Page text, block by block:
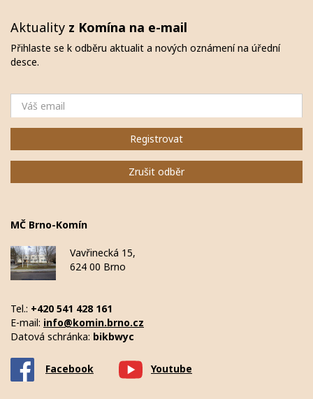
Aktuality z Komína na e-mail
Přihlaste se k odběru aktualit a nových oznámení na úřední
desce.
Registrovat
Zrušit odběr
MČ Brno-Komín
Vavřinecká 15,
624 00 Brno
Tel.: +420 541 428 161
E-mail: info@komin.brno.cz
Datová schránka: bikbwyc
Facebook Youtube